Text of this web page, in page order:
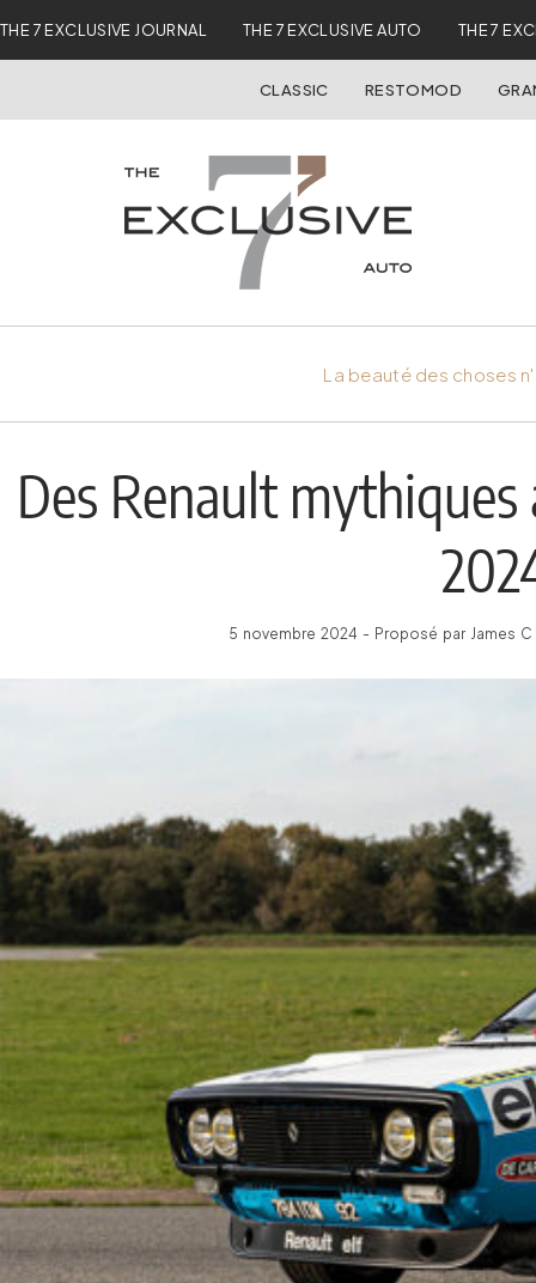
THE 7 EXCLUSIVE JOURNAL THE 7 EXCLUSIVE AUTO THE 7
CLASSIC RESTOMOD
La beauté des choses
Des Renault mythiques
5 novembre 2024 - Proposé par James